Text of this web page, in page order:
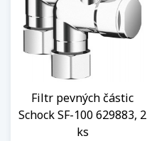
Filtr pevných částic
Schock SF-100 629883, 2
ks